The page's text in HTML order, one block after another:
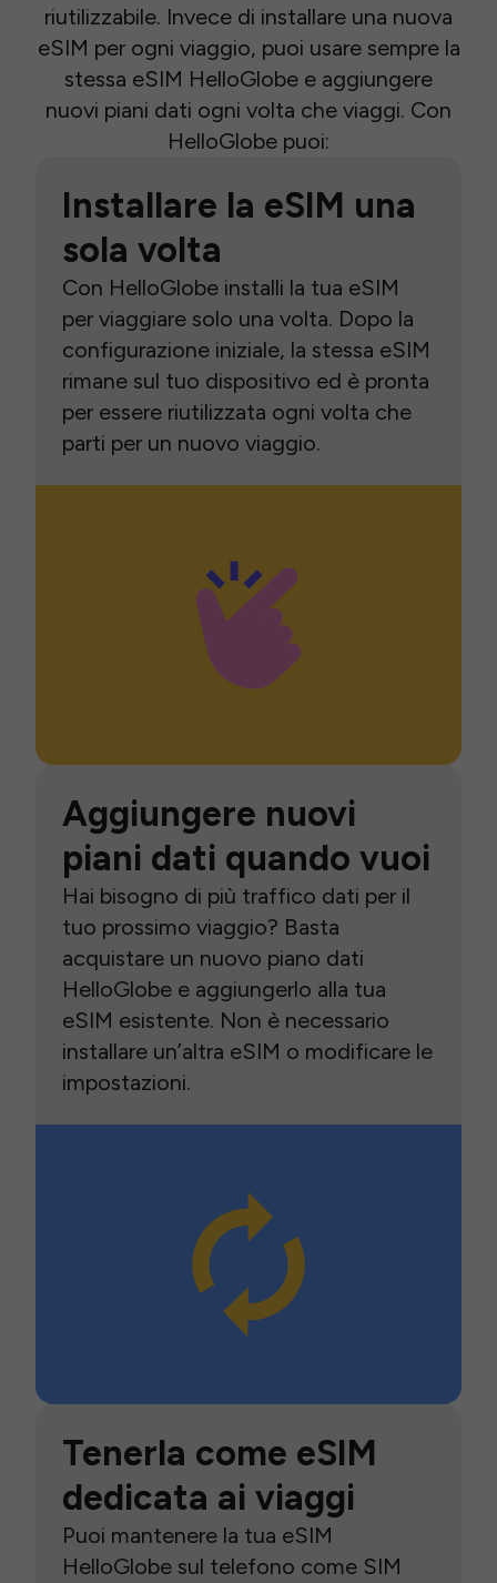
riutilizzabile. Invece di installare una nuova
eSIM per ogni viaggio, puoi usare sempre la
stessa eSIM HelloGlobe e aggiungere
nuovi piani dati ogni volta che viaggi. Con
HelloGlobe puoi:
Installare la eSIM una
sola volta
Con HelloGlobe installi la tua eSIM
per viaggiare solo una volta. Dopo la
configurazione iniziale, la stessa eSIM
rimane sul tuo dispositivo ed è pronta
per essere riutilizzata ogni volta che
parti per un nuovo viaggio.
Aggiungere nuovi
piani dati quando vuoi
Hai bisogno di più traffico dati per il
tuo prossimo viaggio? Basta
acquistare un nuovo piano dati
HelloGlobe e aggiungerlo alla tua
eSIM esistente. Non è necessario
installare un’altra eSIM o modificare le
impostazioni.
Tenerla come eSIM
dedicata ai viaggi
Puoi mantenere la tua eSIM
HelloGlobe sul telefono come SIM